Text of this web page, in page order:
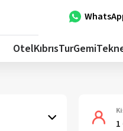
OtelKıbrısTurGemi